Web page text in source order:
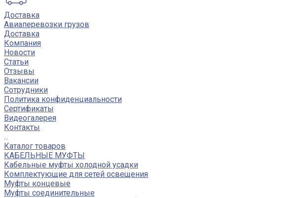
Доставка
Авиаперевозки грузов
Доставка
Компания
Новости
Статьи
Отзывы
Вакансии
Сотрудники
Политика конфиденциальности
Сертификаты
Видеогалерея
Контакты
...
Каталог товаров
КАБЕЛЬНЫЕ МУФТЫ
Кабельные муфты холодной усадки
Комплектующие для сетей освещения
Муфты концевые
Муфты соединительные